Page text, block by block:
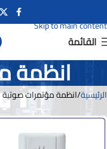
Skip to main content
القائمة
انظمة
الرئيسية انظمة مؤتمرات صوتية